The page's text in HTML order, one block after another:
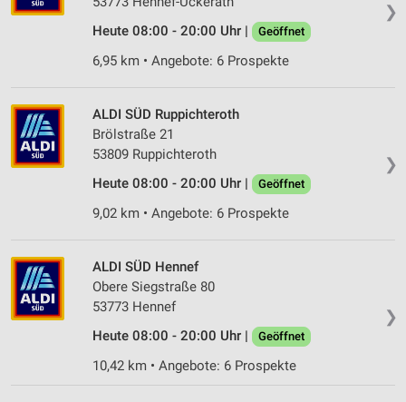
❯
Heute 08:00 - 20:00 Uhr |
Geöffnet
6,95 km • Angebote: 6 Prospekte
❯
ALDI SÜD Ruppichteroth
Brölstraße 21
53809 Ruppichteroth
Heute 08:00 - 20:00 Uhr |
Geöffnet
9,02 km • Angebote: 6 Prospekte
❯
ALDI SÜD Hennef
Obere Siegstraße 80
53773 Hennef
Heute 08:00 - 20:00 Uhr |
Geöffnet
10,42 km • Angebote: 6 Prospekte